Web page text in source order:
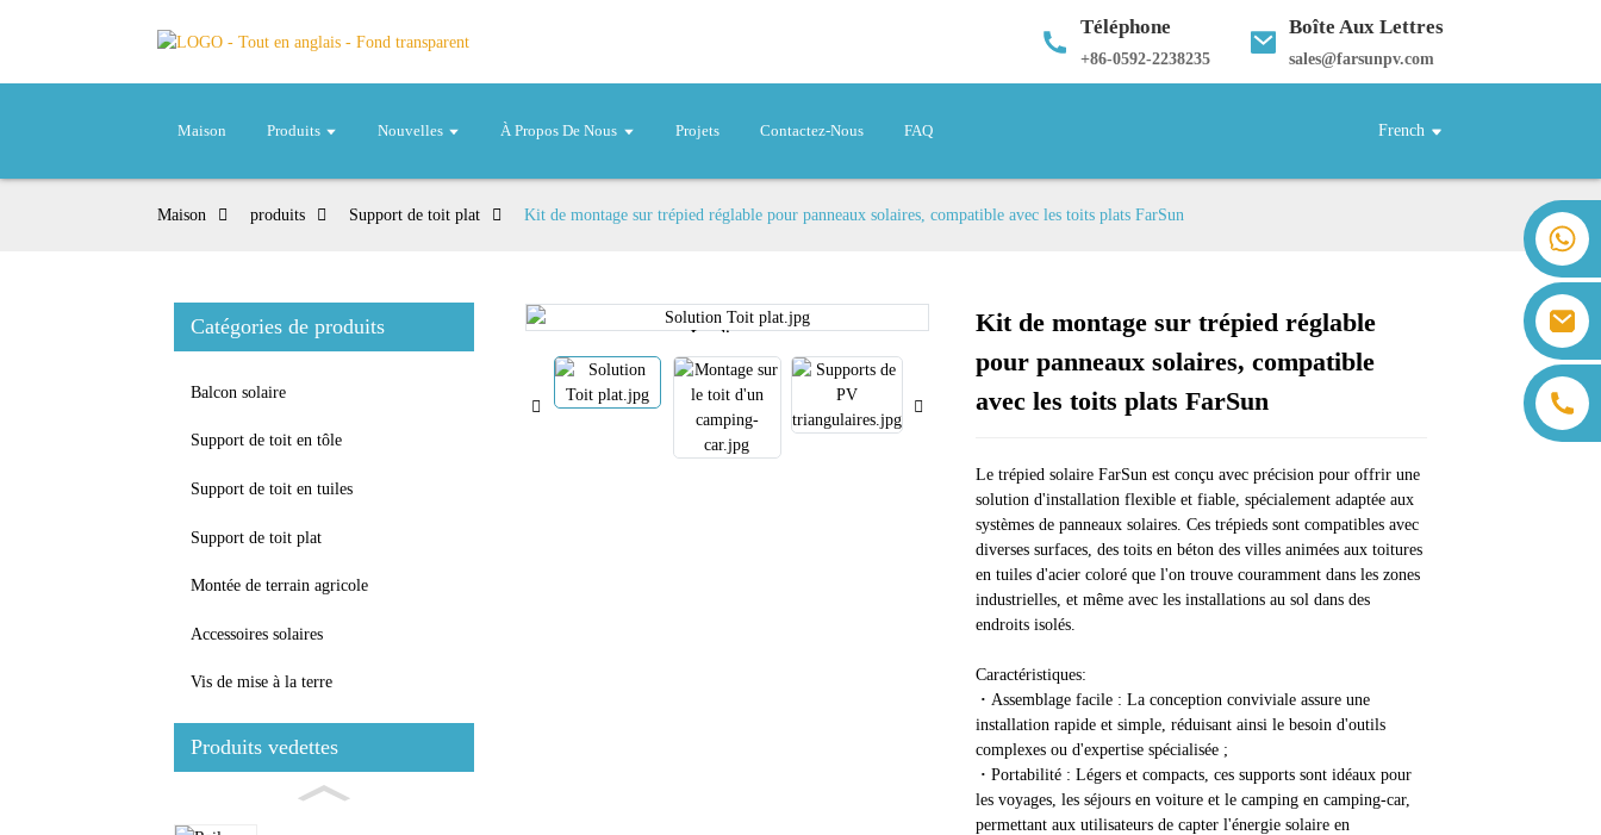
Téléphone
+86-0592-2238235
Boîte Aux Lettres
sales@farsunpv.com
Maison Produits Nouvelles À Propos De Nous Projets Contactez-Nous FAQ French
+86 18806057002 Sanborn Guo
sales@farsunpv.com
Maison produits Support de toit plat Kit de montage sur trépied réglable pour panneaux solaires, compatible avec les toits plats FarSun
Catégories de produits
Balcon solaire
Support de toit en tôle
Support de toit en tuiles
Support de toit plat
Montée de terrain agricole
Accessoires solaires
Vis de mise à la terre
Produits vedettes
Loading...
Loading... Loading...
Loading... Loading...
Loading... Loading...
Loading...
Kit de montage sur trépied réglable
pour panneaux solaires, compatible
avec les toits plats FarSun
Le trépied solaire FarSun est conçu avec précision pour offrir une
solution d'installation flexible et fiable, spécialement adaptée aux
systèmes de panneaux solaires. Ces trépieds sont compatibles avec
diverses surfaces, des toits en béton des villes animées aux toitures
en tuiles d'acier coloré que l'on trouve couramment dans les zones
industrielles, et même avec les installations au sol dans des
endroits isolés.
Caractéristiques:
· Assemblage facile : La conception conviviale assure une
installation rapide et simple, réduisant ainsi le besoin d'outils
complexes ou d'expertise spécialisée ;
· Portabilité : Légers et compacts, ces supports sont idéaux pour
les voyages, les séjours en voiture et le camping en camping-car,
permettant aux utilisateurs de capter l'énergie solaire en